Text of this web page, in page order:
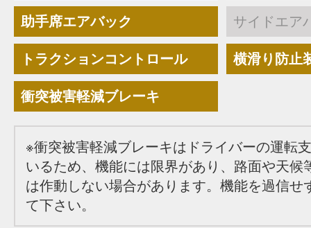
助手席エアバック サイドエア
トラクションコントロール 横滑り防止
衝突被害軽減ブレーキ
※衝突被害軽減ブレーキはドライバーの運転
いるため、機能には限界があり、路面や天候
は作動しない場合があります。機能を過信せ
て下さい。